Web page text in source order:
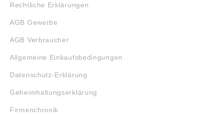
Rechtliche Erklärungen
AGB Gewerbe
AGB Verbraucher
Allgemeine Einkaufsbedingungen
Datenschutz-Erklärung
Geheimhaltungserklärung
Firmenchronik